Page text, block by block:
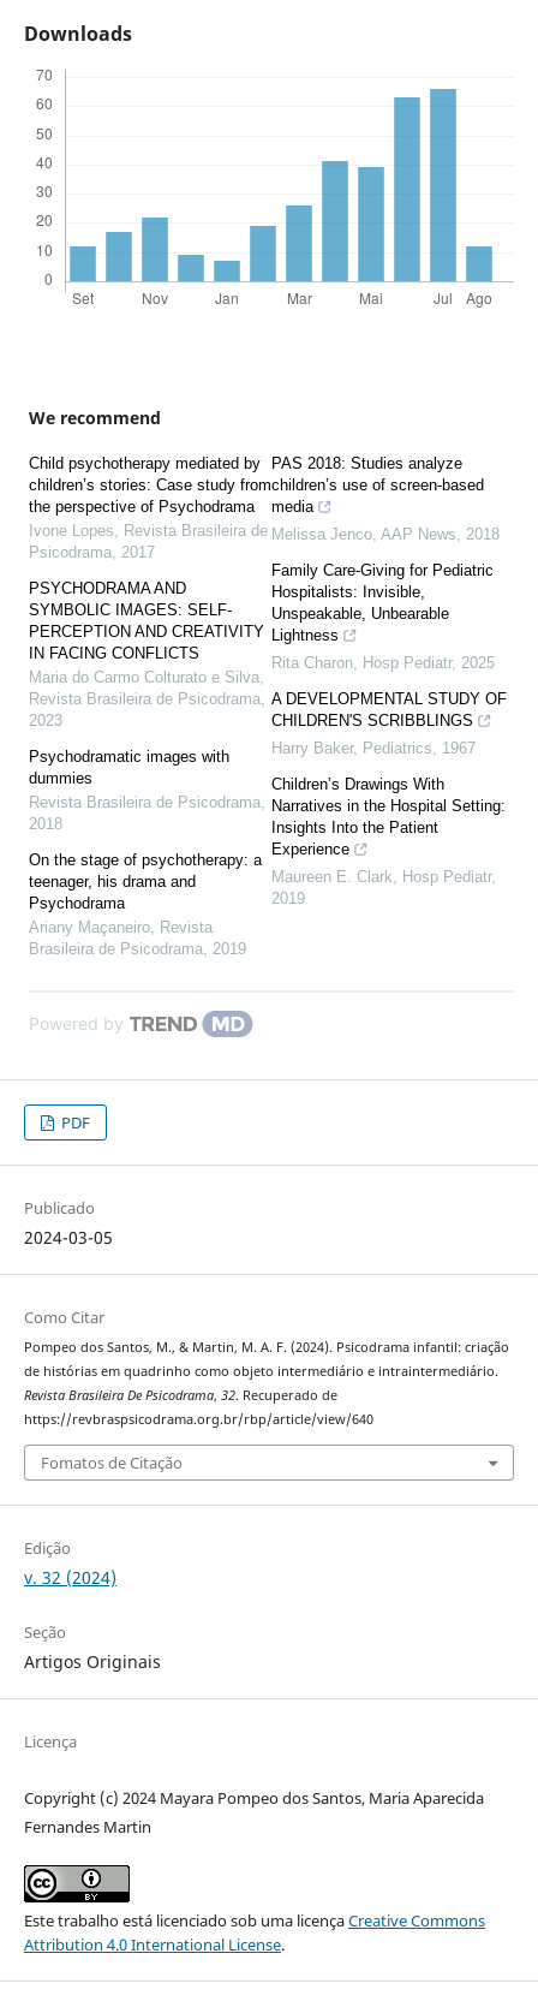
Downloads
We recommend
Child psychotherapy mediated by
children’s stories: Case study from
the perspective of Psychodrama
Ivone Lopes, Revista Brasileira de
Psicodrama, 2017
PSYCHODRAMA AND
SYMBOLIC IMAGES: SELF-
PERCEPTION AND CREATIVITY
IN FACING CONFLICTS
Maria do Carmo Colturato e Silva,
Revista Brasileira de Psicodrama,
2023
Psychodramatic images with
dummies
Revista Brasileira de Psicodrama,
2018
On the stage of psychotherapy: a
teenager, his drama and
Psychodrama
Ariany Maçaneiro, Revista
Brasileira de Psicodrama, 2019
PAS 2018: Studies analyze
children’s use of screen-based
media
Melissa Jenco, AAP News, 2018
Family Care-Giving for Pediatric
Hospitalists: Invisible,
Unspeakable, Unbearable
Lightness
Rita Charon, Hosp Pediatr, 2025
A DEVELOPMENTAL STUDY OF
CHILDREN'S SCRIBBLINGS
Harry Baker, Pediatrics, 1967
Children’s Drawings With
Narratives in the Hospital Setting:
Insights Into the Patient
Experience
Maureen E. Clark, Hosp Pediatr,
2019
Powered by
PDF
Publicado
2024-03-05
Como Citar
Pompeo dos Santos, M., & Martin, M. A. F. (2024). Psicodrama infantil: criação
de histórias em quadrinho como objeto intermediário e intraintermediário.
Revista Brasileira De Psicodrama, 32. Recuperado de
https://revbraspsicodrama.org.br/rbp/article/view/640
Fomatos de Citação
Edição
v. 32 (2024)
Seção
Artigos Originais
Licença
Copyright (c) 2024 Mayara Pompeo dos Santos, Maria Aparecida
Fernandes Martin
Este trabalho está licenciado sob uma licençaCreative Commons
Attribution 4.0 International License.